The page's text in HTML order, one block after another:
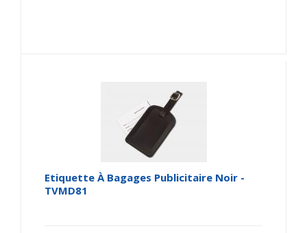
Etiquette À Bagages Publicitaire Noir -
TVMD81